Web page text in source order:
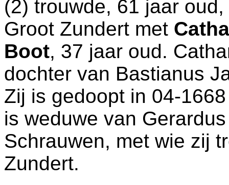
(2) trouwde, 61 jaar
Groot Zundert met
Boot, 37 jaar oud.
dochter van Bastianus
Zij is gedoopt in 04-
is weduwe van
Schrauwen, met wie zij
Zundert.